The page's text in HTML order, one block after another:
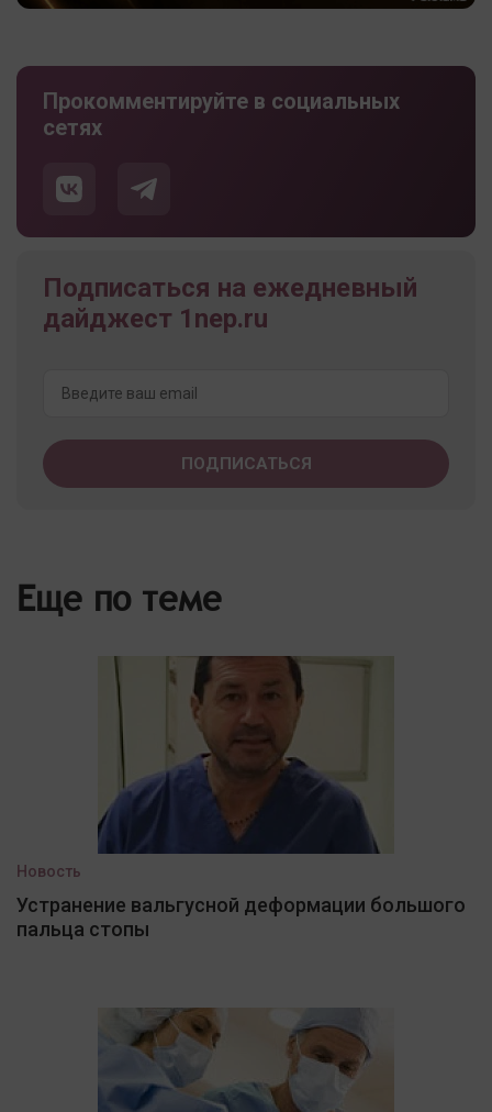
Прокомментируйте в социальных
сетях
Подписаться на ежедневный
дайджест 1nep.ru
Еще по теме
Новость
Устранение вальгусной деформации большого
пальца стопы